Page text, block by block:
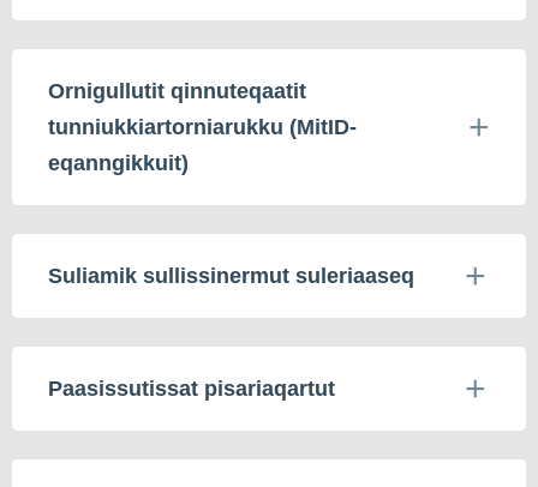
Ornigullutit qinnuteqaatit
tunniukkiartorniarukku (MitID-
eqanngikkuit)
Suliamik sullissinermut suleriaaseq
Paasissutissat pisariaqartut